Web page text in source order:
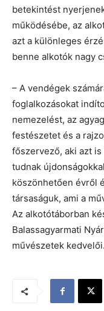
betekintést
működésébe, az
azt a különleges
benne alkotók nagy
– A vendégek
foglalkozásokat
nemezelést, az
festészetet és a
főszervező, aki azt
tudnak
köszönhetően évről
társaságuk, ami a
Az alkotótáborban
Balassagyarmati
művészetek kedvelői.